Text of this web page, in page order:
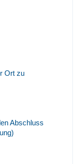
Ort zu
Abschluss